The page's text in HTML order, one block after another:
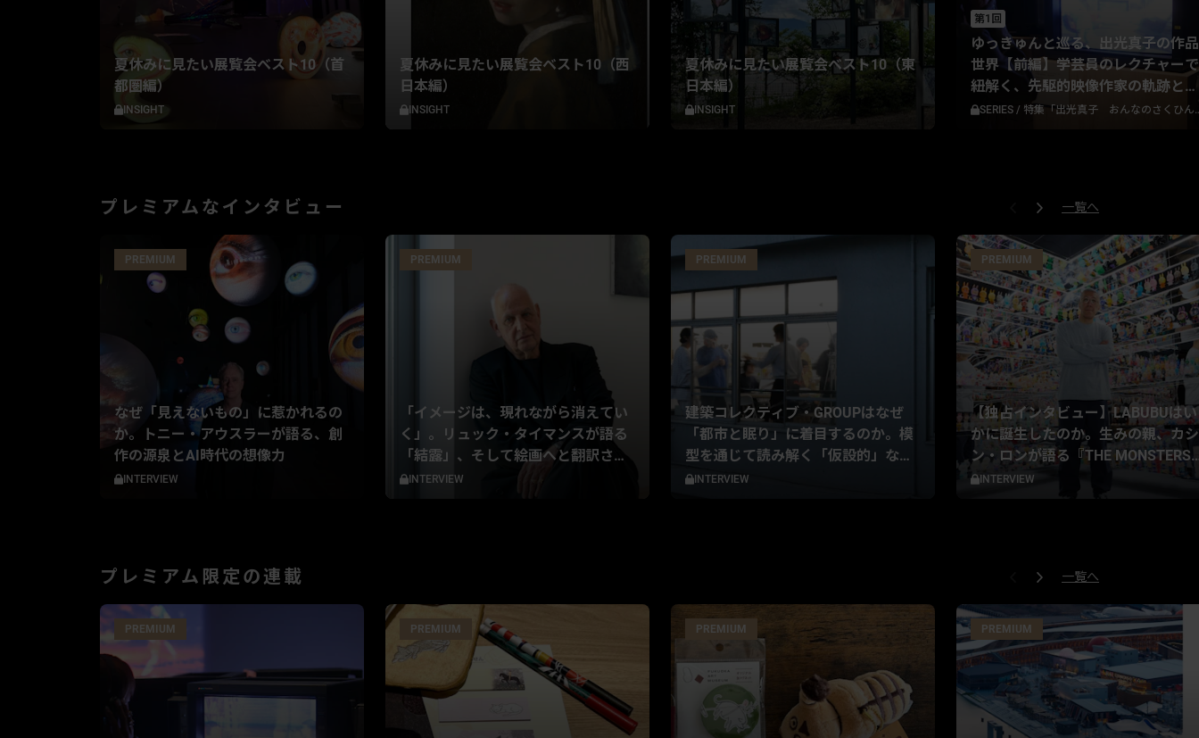
夏休みに見たい展覧会ベスト10（首
都圏編）
INSIGHT
夏休みに見たい展覧会ベスト10（西
日本編）
INSIGHT
夏休みに見たい展覧会ベスト10（東
日本編）
INSIGHT
第1回
ゆっきゅんと巡る、出光真子の作品
世界【前編】学芸員のレクチャーで
紐解く、先駆的映像作家の軌跡と葛
藤SERIES / 特集「出光真子 おんなのさくひん──ある映像作家の自伝」
プレミアムなインタビュー 一覧へ
PREMIUM
なぜ「見えないもの」に惹かれるの
か。トニー・アウスラーが語る、創
作の源泉とAI時代の想像力
INTERVIEW
PREMIUM
「イメージは、現れながら消えてい
く」。リュック・タイマンスが語る
「結露」、そして絵画へと翻訳され
る歴史
INTERVIEW
PREMIUM
建築コレクティブ・GROUPはなぜ
「都市と眠り」に着目するのか。模
型を通じて読み解く「仮設的」な思
考INTERVIEW
PREMIUM
【独占インタビュー】LABUBUはい
かに誕生したのか。生みの親、カシ
ン・ロンが語る『THE MONSTERS
10年の歩みと創作の原点
INTERVIEW
プレミアム限定の連載 一覧へ
PREMIUM PREMIUM PREMIUM PREMIUM